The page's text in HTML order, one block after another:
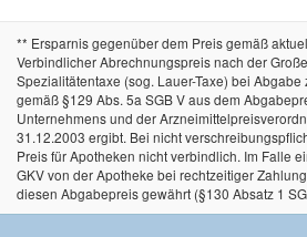
** Ersparnis gegenüber dem Preis gemäß
Verbindlicher Abrechnungspreis nach der
Spezialitätentaxe (sog. Lauer-Taxe) bei Abgabe
gemäß §129 Abs. 5a SGB V aus dem
Unternehmens und der
31.12.2003 ergibt. Bei nicht
Preis für Apotheken nicht verbindlich. Im Falle
GKV von der Apotheke bei rechtzeitiger
diesen Abgabepreis gewährt (§130 Absatz 1